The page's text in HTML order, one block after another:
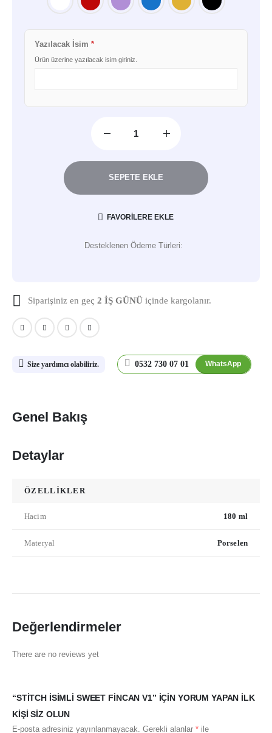
Yazılacak İsim *
Ürün üzerine yazılacak isim giriniz.
SEPETE EKLE
FAVORILERE EKLE
Desteklenen Ödeme Türleri:
Siparişiniz en geç 2 İŞ GÜNÜ içinde kargolanır.
Size yardımcı olabiliriz. 0532 730 07 01 WhatsApp
Genel Bakış
Detaylar
ÖZELLİKLER
Hacim 180 ml
Materyal Porselen
Değerlendirmeler
There are no reviews yet
“STITCH İSIMLI SWEET FINCAN V1” IÇIN YORUM YAPAN ILK
KIŞI SIZ OLUN
E-posta adresiniz yayınlanmayacak. Gerekli alanlar * ile